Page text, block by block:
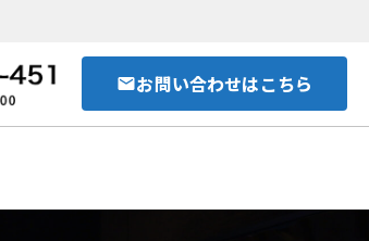
お問い合わせはこちら